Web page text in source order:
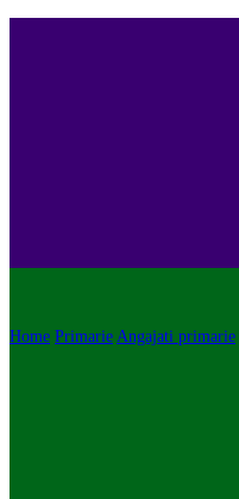
Home Primarie Angajati primarie